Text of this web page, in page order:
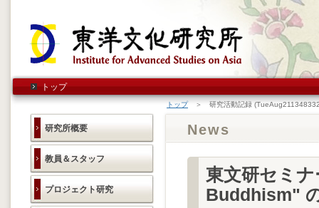
トップ
研究所概要
教員＆スタッフ
プロジェクト研究
トップ＞ 研究活動記録
News
東文研セミ
Buddhism"